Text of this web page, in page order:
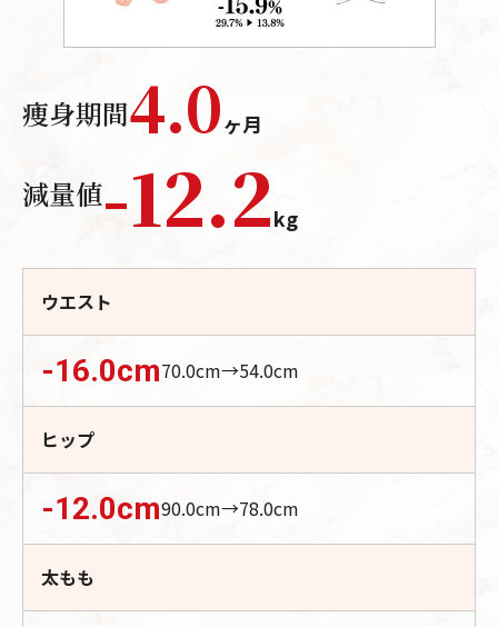
痩身期間4.0ヶ月
減量値-12.2kg
ウエスト
-16.0cm70.0cm→54.0cm
ヒップ
-12.0cm90.0cm→78.0cm
太もも